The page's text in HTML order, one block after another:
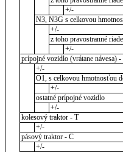
+/-
N3, N3G s celkovou
+/-
z toho pravostranné
+/-
prípojné vozidlo (vrátane návesa) -
+/-
O1, s celkovou hmotnosťou
+/-
ostatné prípojné vozidlo
+/-
kolesový traktor - T
+/-
pásový traktor - C
+/-